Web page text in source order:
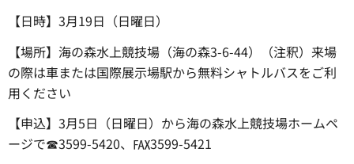
【日時】3月19日（日曜日）
【場所】海の森水上競技場（海の森3-6-44）（注釈）来場
の際は車または国際展示場駅から無料シャトルバスをご利
用ください
【申込】3月5日（日曜日）から海の森水上競技場ホームペ
ージで☎3599-5420、℻3599-5421